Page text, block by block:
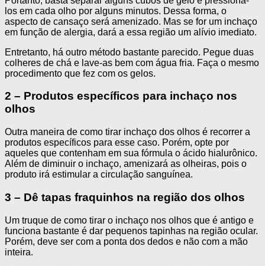
los em cada olho por alguns minutos. Dessa forma, o
aspecto de cansaço será amenizado. Mas se for um inchaço
em função de alergia, dará a essa região um alívio imediato.
Entretanto, há outro método bastante parecido. Pegue duas
colheres de chá e lave-as bem com água fria. Faça o mesmo
procedimento que fez com os gelos.
2 – Produtos específicos para inchaço nos
olhos
Outra maneira de como tirar inchaço dos olhos é recorrer a
produtos específicos para esse caso. Porém, opte por
aqueles que contenham em sua fórmula o ácido hialurônico.
Além de diminuir o inchaço, amenizará as olheiras, pois o
produto irá estimular a circulação sanguínea.
3 – Dê tapas fraquinhos na região dos olhos
Um truque de como tirar o inchaço nos olhos que é antigo e
funciona bastante é dar pequenos tapinhas na região ocular.
Porém, deve ser com a ponta dos dedos e não com a mão
inteira.